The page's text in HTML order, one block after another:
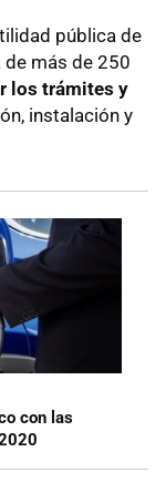
pública de
más de 250
los trámites y
instalación y
con las